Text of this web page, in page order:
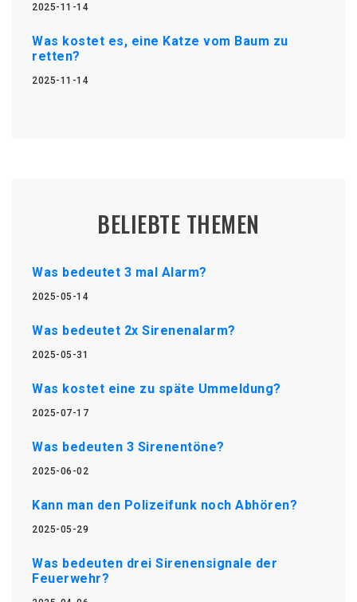
2025-11-14
Was kostet es, eine Katze vom Baum zu
retten?
2025-11-14
BELIEBTE THEMEN
Was bedeutet 3 mal Alarm?
2025-05-14
Was bedeutet 2x Sirenenalarm?
2025-05-31
Was kostet eine zu späte Ummeldung?
2025-07-17
Was bedeuten 3 Sirenentöne?
2025-06-02
Kann man den Polizeifunk noch Abhören?
2025-05-29
Was bedeuten drei Sirenensignale der
Feuerwehr?